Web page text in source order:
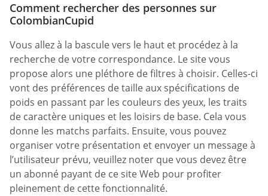
Comment rechercher des personnes sur
ColombianCupid
Vous allez à la bascule vers le haut et procédez à la
recherche de votre correspondance. Le site vous
propose alors une pléthore de filtres à choisir. Celles-ci
vont des préférences de taille aux spécifications de
poids en passant par les couleurs des yeux, les traits
de caractère uniques et les loisirs de base. Cela vous
donne les matchs parfaits. Ensuite, vous pouvez
organiser votre présentation et envoyer un message à
l’utilisateur prévu, veuillez noter que vous devez être
un abonné payant de ce site Web pour profiter
pleinement de cette fonctionnalité.